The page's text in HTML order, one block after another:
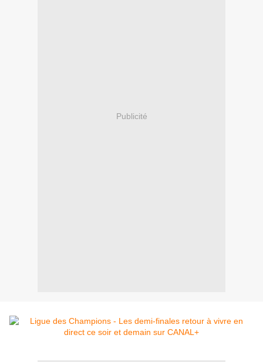
Publicité